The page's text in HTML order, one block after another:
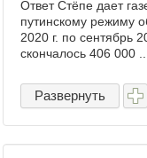
Ответ Стёпе дает
путинскому режиму
2020 г. по сентябрь
скончалось 406 000 ...
Развернуть